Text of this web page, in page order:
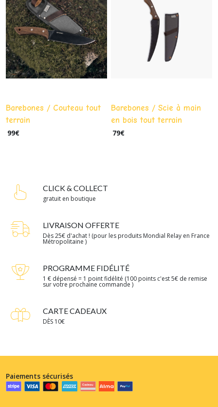
Barebones / Couteau tout
terrain
99€
Barebones / Scie à main
en bois tout terrain
79€
CLICK & COLLECT
gratuit en boutique
LIVRAISON OFFERTE
Dès 25€ d'achat ! (pour les produits Mondial Relay en France
Métropolitaine )
PROGRAMME FIDÉLITÉ
1 € dépensé = 1 point fidélité (100 points c'est 5€ de remise
sur votre prochaine commande )
CARTE CADEAUX
DÈS 10€
Paiements sécurisés